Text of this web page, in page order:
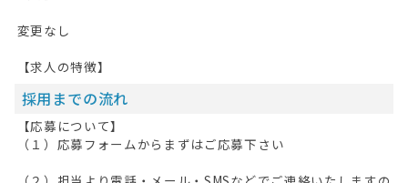
変更なし
【求人の特徴】
採用までの流れ
【応募について】
（１）応募フォームからまずはご応募下さい